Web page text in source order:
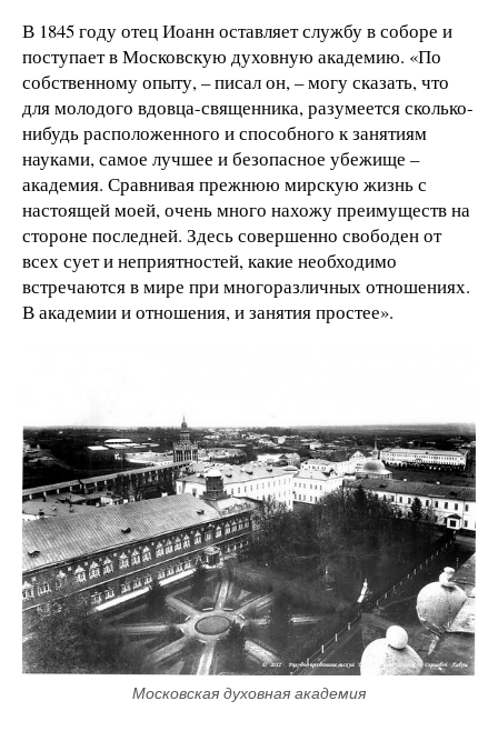
В 1845 году отец Иоанн оставляет службу в соборе и
поступает в Московскую духовную академию. «По
собственному опыту, – писал он, – могу сказать, что
для молодого вдовца-священника, разумеется сколько-
нибудь расположенного и способного к занятиям
науками, самое лучшее и безопасное убежище –
академия. Сравнивая прежнюю мирскую жизнь с
настоящей моей, очень много нахожу преимуществ на
стороне последней. Здесь совершенно свободен от
всех сует и неприятностей, какие необходимо
встречаются в мире при многоразличных отношениях.
В академии и отношения, и занятия простее».
Московская духовная академия